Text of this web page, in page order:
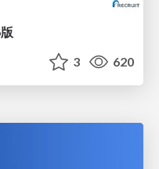
3 620